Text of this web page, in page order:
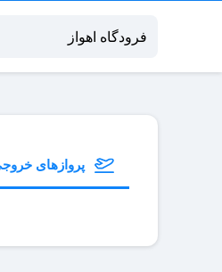
پروازهای